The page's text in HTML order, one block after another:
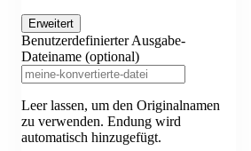
Erweitert
Benutzerdefinierter Ausgabe-
Dateiname (optional)
Leer lassen, um den Originalnamen
zu verwenden. Endung wird
automatisch hinzugefügt.